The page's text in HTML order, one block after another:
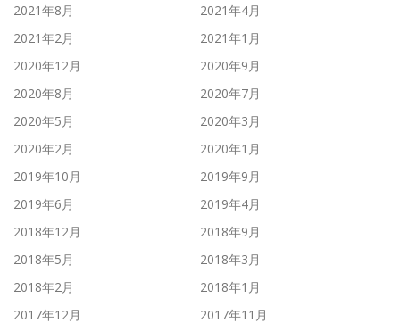
2021年8月
2021年4月
2021年2月
2021年1月
2020年12月
2020年9月
2020年8月
2020年7月
2020年5月
2020年3月
2020年2月
2020年1月
2019年10月
2019年9月
2019年6月
2019年4月
2018年12月
2018年9月
2018年5月
2018年3月
2018年2月
2018年1月
2017年12月
2017年11月